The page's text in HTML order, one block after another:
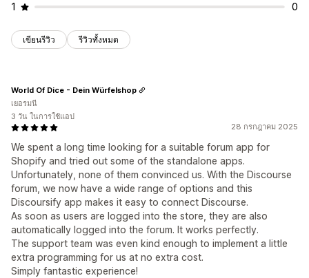
1 0
เขียนรีวิว รีวิวทั้งหมด
28 กรกฎาคม 2025
We spent a long time looking for a suitable forum app for
Shopify and tried out some of the standalone apps.
Unfortunately, none of them convinced us. With the Discourse
forum, we now have a wide range of options and this
Discoursify app makes it easy to connect Discourse.
As soon as users are logged into the store, they are also
automatically logged into the forum. It works perfectly.
The support team was even kind enough to implement a little
extra programming for us at no extra cost.
Simply fantastic experience!
World Of Dice - Dein Würfelshop
เยอรมนี
3 วัน ในการใช้แอป